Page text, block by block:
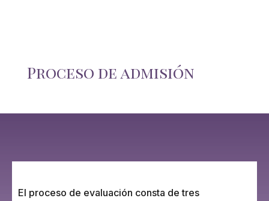
Proceso de admisión
El proceso de evaluación consta de tres